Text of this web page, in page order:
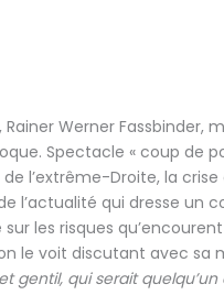
Werner
Spectacle « coup de
l’extrême-Droite, la
qui dresse un
les risques
le voit discutant avec sa
qui serait quelqu’un